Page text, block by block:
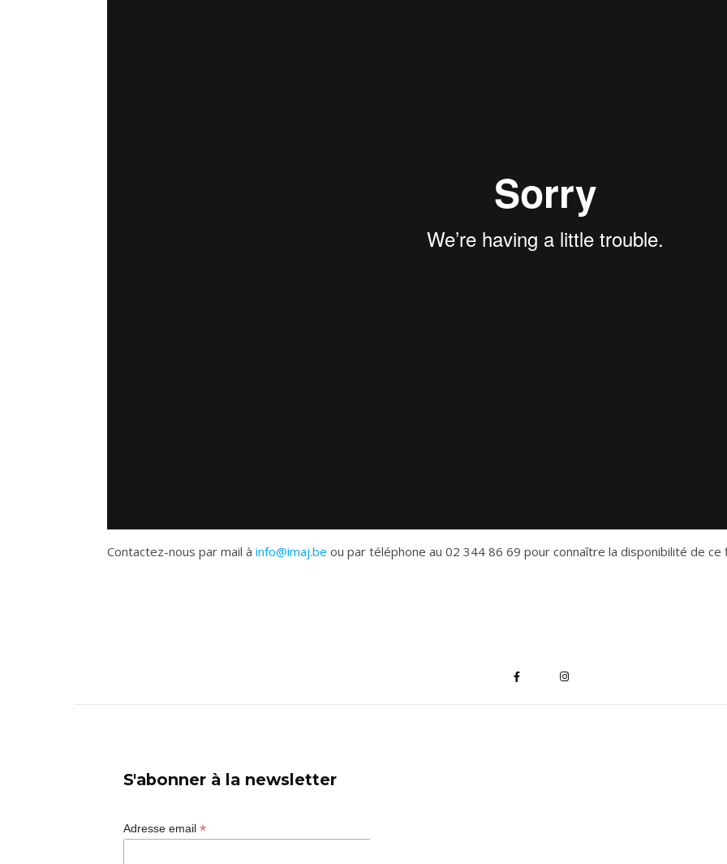
Contactez-nous par mail à info@imaj.be ou par téléphone au 02 344 86 69 pour connaître la disponibilité de ce
S'abonner à la newsletter
Adresse email *